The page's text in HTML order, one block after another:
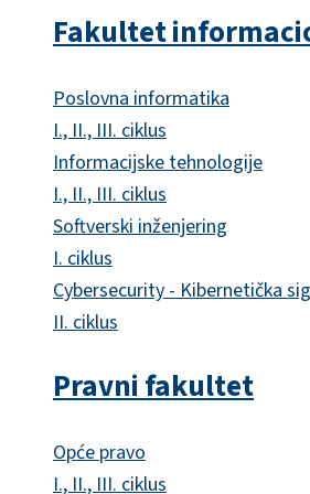
Fakultet
Poslovna informatika
I., II., III. ciklus
Informacijske tehnologije
I., II., III. ciklus
Softverski inženjering
I. ciklus
Cybersecurity - Kibernetička
II. ciklus
Pravni fakultet
Opće pravo
I., II., III. ciklus